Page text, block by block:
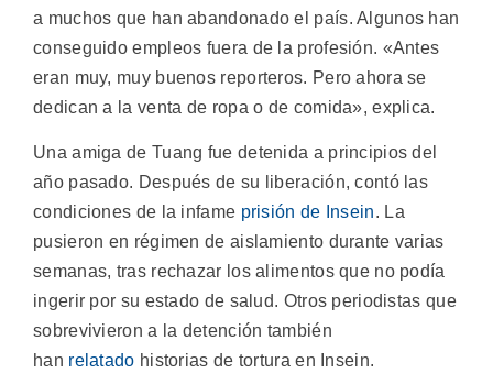
a muchos que han abandonado el país. Algunos han
conseguido empleos fuera de la profesión. «Antes
eran muy, muy buenos reporteros. Pero ahora se
dedican a la venta de ropa o de comida», explica.
Una amiga de Tuang fue detenida a principios del
año pasado. Después de su liberación, contó las
condiciones de la infame prisión de Insein. La
pusieron en régimen de aislamiento durante varias
semanas, tras rechazar los alimentos que no podía
ingerir por su estado de salud. Otros periodistas que
sobrevivieron a la detención también
han relatado historias de tortura en Insein.